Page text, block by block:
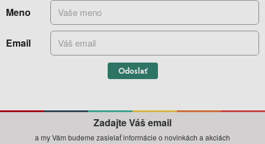
Meno
Email
Odoslať
Zadajte Váš email
a my Vám budeme zasielať informácie o novinkách a akciách